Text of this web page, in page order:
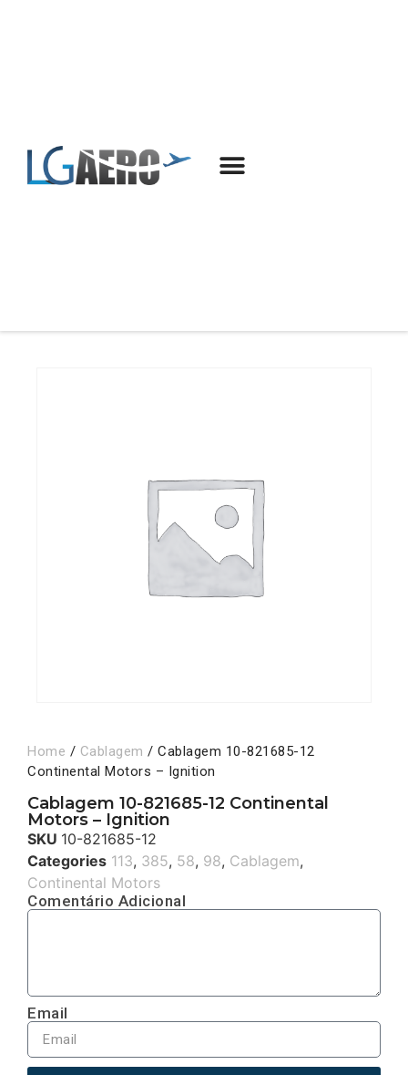
Home / Cablagem / Cablagem 10-821685-12
Continental Motors – Ignition
Cablagem 10-821685-12 Continental
Motors – Ignition
SKU 10-821685-12
Categories 113, 385, 58, 98, Cablagem,
Continental Motors
Comentário Adicional
Email